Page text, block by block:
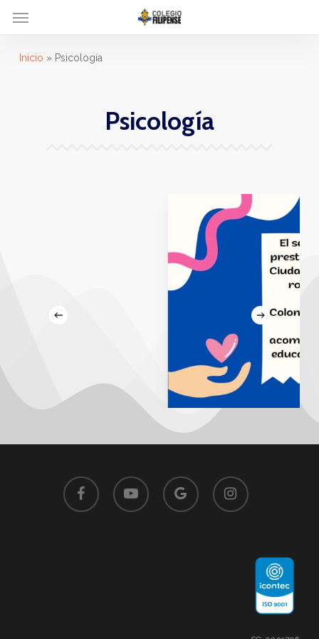
content
Inicio » Psicología
Psicología
facebook youtube
google-
plus
instagram